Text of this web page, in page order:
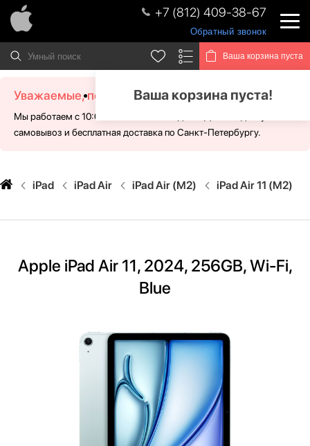
+7 (812) 409-38-67
Обратный звонок
Ваша корзина пуста
Ваша корзина пуста!
Уважаемые, посетители!
Мы работаем с 10:00 - 21:00 без выходных. Для Вас доступен
самовывоз и бесплатная доставка по Санкт-Петербургу.
iPad iPad Air iPad Air (M2) iPad Air 11 (M2)
Apple iPad Air 11, 2024, 256GB, Wi-Fi,
Blue